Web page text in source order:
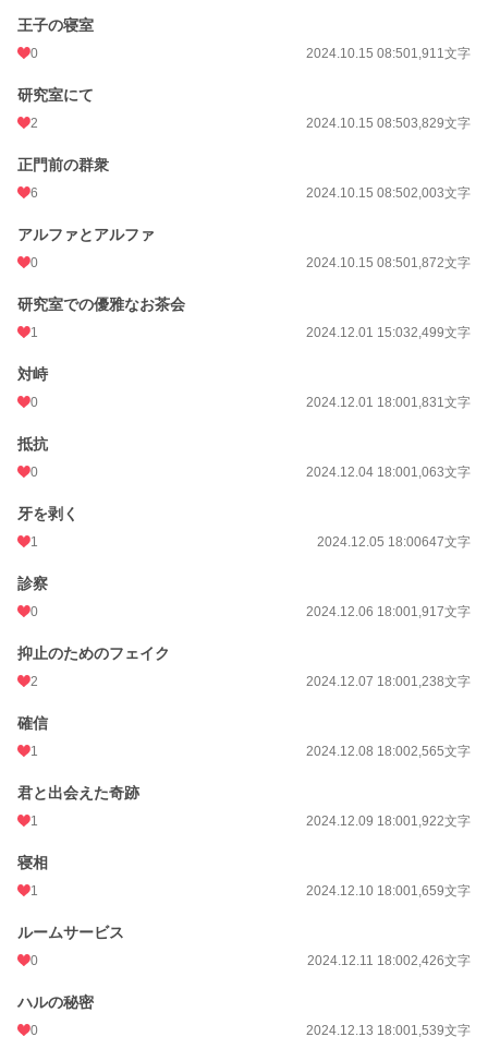
ットなどを投稿したので、継続支援というよりかは「買い切り」のイメージで、
今月だけ覗いてもらえると嬉しいです😋
よろしくお願いします😋
https://saitoruru0116.fanbox.cc/
小説 30,185 位 / 228,637 件
文字数
初回公開日時
週間ポイント
月間ポイント
年間ポイント
王子の寝室
0 2024.10.15 08:501,911文字
研究室にて
2 2024.10.15 08:503,829文字
正門前の群衆
6 2024.10.15 08:502,003文字
アルファとアルファ
0 2024.10.15 08:501,872文字
研究室での優雅なお茶会
1 2024.12.01 15:032,499文字
対峙
0 2024.12.01 18:001,831文字
抵抗
0 2024.12.04 18:001,063文字
牙を剥く
1 2024.12.05 18:00647文字
診察
0 2024.12.06 18:001,917文字
抑止のためのフェイク
2 2024.12.07 18:001,238文字
確信
1 2024.12.08 18:002,565文字
君と出会えた奇跡
1 2024.12.09 18:001,922文字
寝相
1 2024.12.10 18:001,659文字
ルームサービス
0 2024.12.11 18:002,426文字
ハルの秘密
0 2024.12.13 18:001,539文字